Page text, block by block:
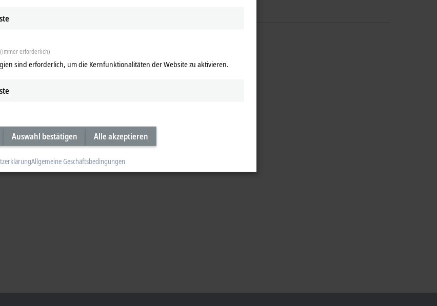
(immer erforderlich)
sind erforderlich, um die Kernfunktionalitäten der Website zu aktivieren.
Auswahl bestätigen Alle akzeptieren
Allgemeine Geschäftsbedingungen